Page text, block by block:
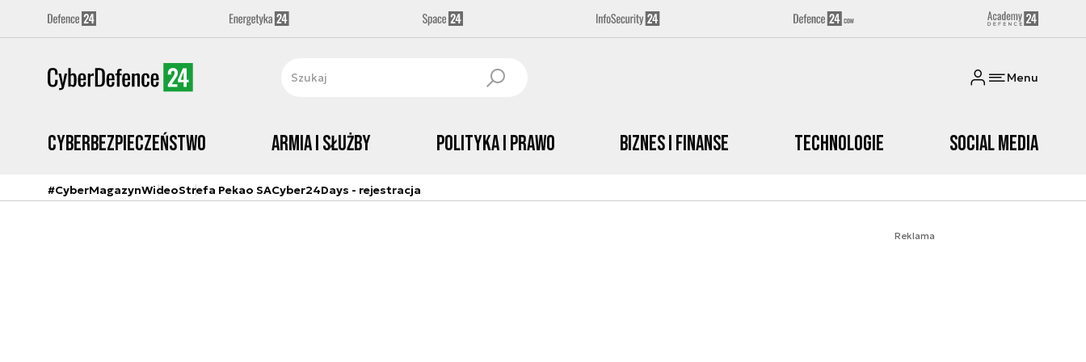
Menu
Cyberbezpieczeństwo Armia i Służby Polityka i prawo Biznes i Finanse Technologie Social media
#CyberMagazynWideoStrefa Pekao SACyber24Days - rejestracja
Reklama